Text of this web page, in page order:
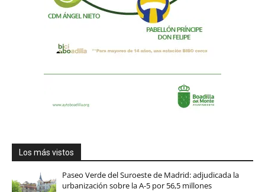
Los más vistos
Paseo Verde del Suroeste de Madrid: adjudicada la
urbanización sobre la A-5 por 56,5 millones